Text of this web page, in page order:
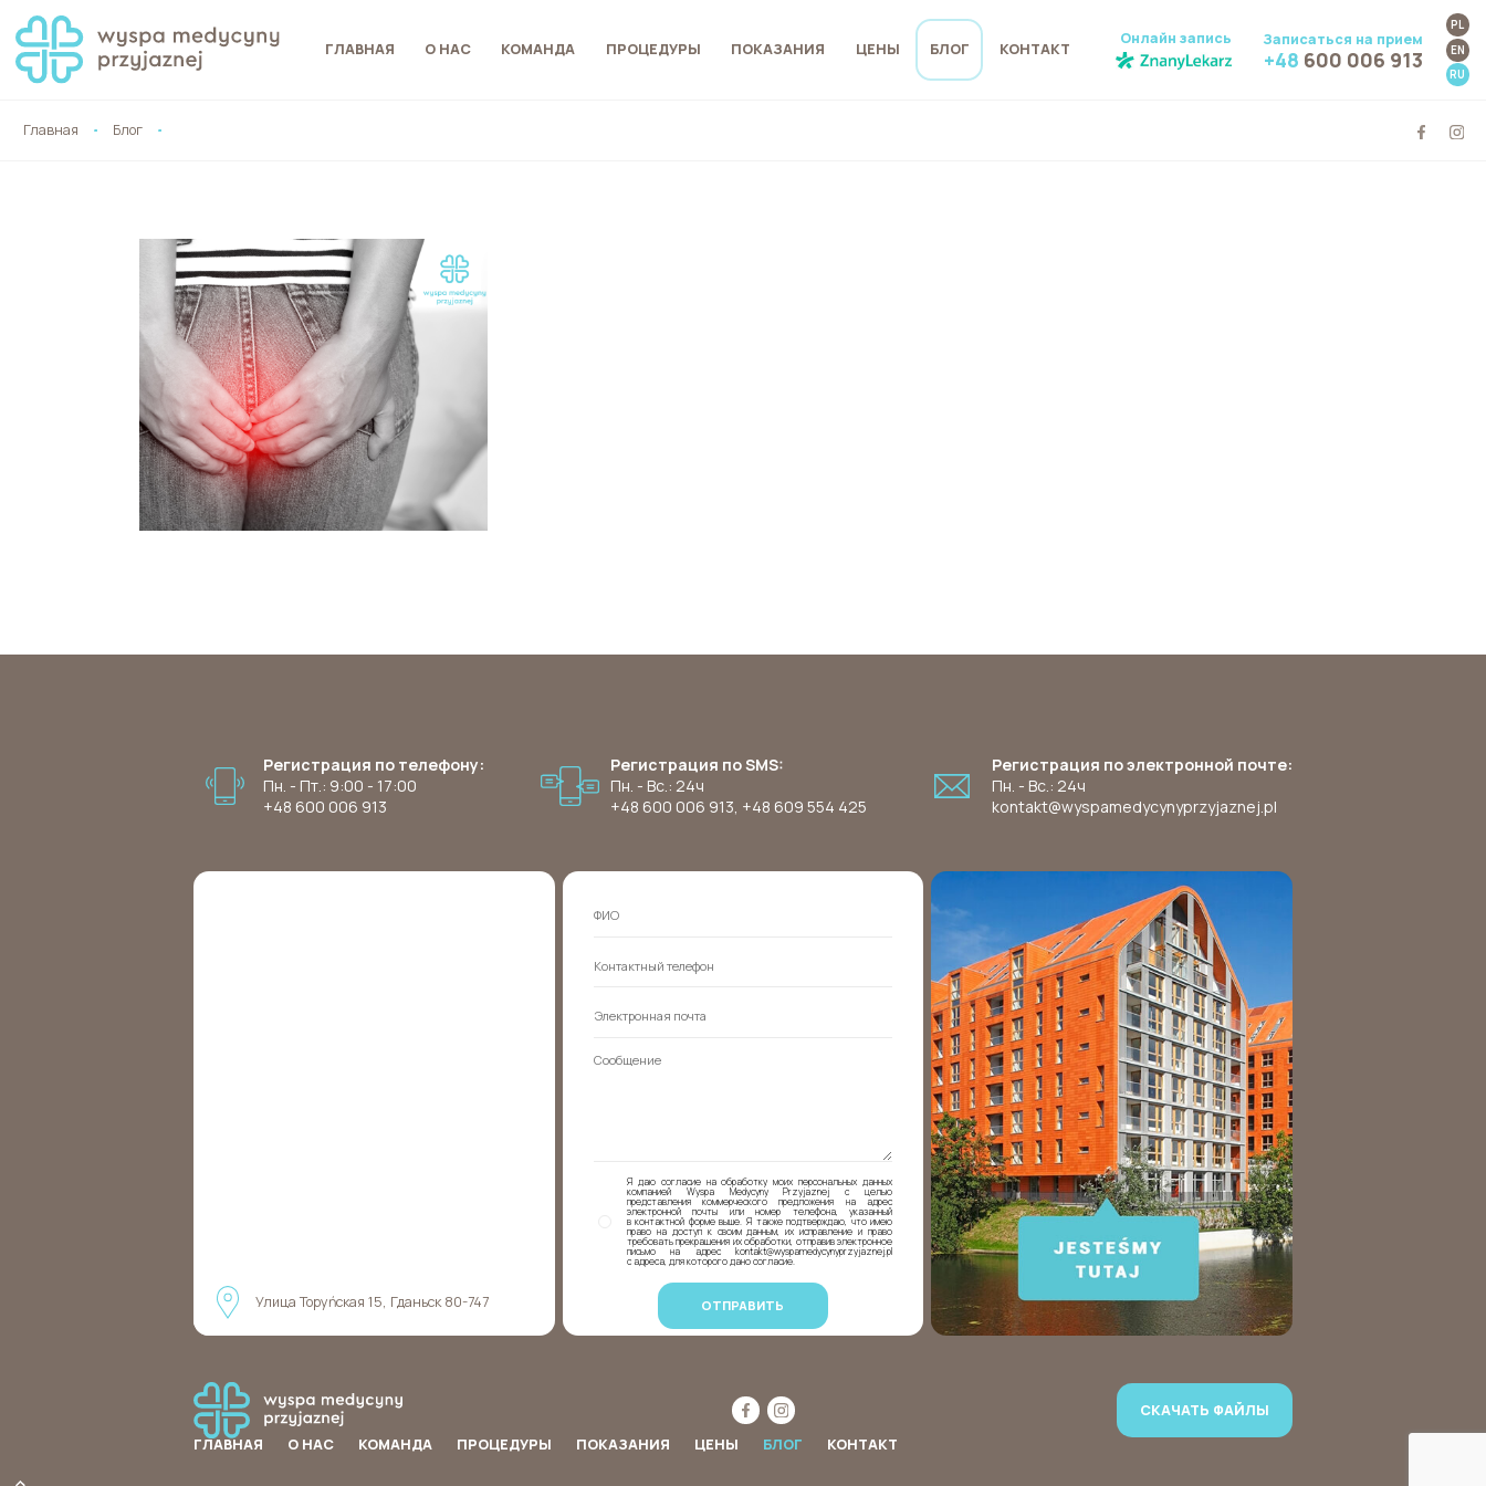
ГЛАВНАЯ О НАС КОМАНДА ПРОЦЕДУРЫ ПОКАЗАНИЯ ЦЕНЫ БЛОГ КОНТАКТ
Онлайн запись Записаться на прием
+48 600 006 913
PL
EN
RU
Главная Блог
Регистрация по телефону:
Пн. - Пт.: 9:00 - 17:00
+48 600 006 913
Регистрация по SMS:
Пн. - Вс.: 24ч
+48 600 006 913, +48 609 554 425
Регистрация по электронной почте:
Пн. - Вс.: 24ч
kontakt@wyspamedycynyprzyjaznej.pl
Улица Торуńская 15, Гданьск 80-747
Я даю согласие на обработку моих персональных данных
компанией Wyspa Medycyny Przyjaznej с целью
представления коммерческого предложения на адрес
электронной почты или номер телефона, указанный
в контактной форме выше. Я также подтверждаю, что имею
право на доступ к своим данным, их исправление и право
требовать прекращения их обработки, отправив электронное
письмо на адрес kontakt@wyspamedycynyprzyjaznej.pl
с адреса, для которого дано согласие.
СКАЧАТЬ ФАЙЛЫ
ГЛАВНАЯ
О НАС КОМАНДА ПРОЦЕДУРЫ ПОКАЗАНИЯ ЦЕНЫ БЛОГ КОНТАКТ